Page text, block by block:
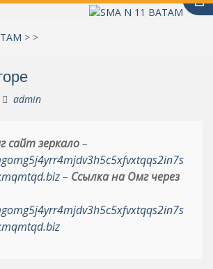
> >
admin
сайт зеркало–
– Ссылка на Омг через